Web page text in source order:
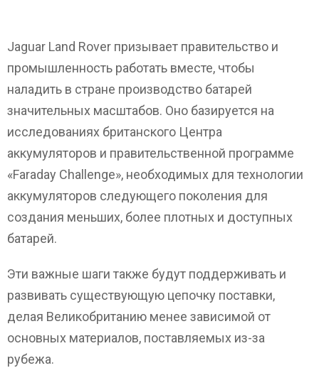
Jaguar Land Rover призывает правительство и
промышленность работать вместе, чтобы
наладить в стране производство батарей
значительных масштабов. Оно базируется на
исследованиях британского Центра
аккумуляторов и правительственной программе
«Faraday Challenge», необходимых для технологии
аккумуляторов следующего поколения для
создания меньших, более плотных и доступных
батарей.
Эти важные шаги также будут поддерживать и
развивать существующую цепочку поставки,
делая Великобританию менее зависимой от
основных материалов, поставляемых из-за
рубежа.